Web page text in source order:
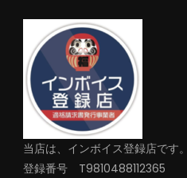
当店は、インボイス登録店です。
登録番号 T9810488112365